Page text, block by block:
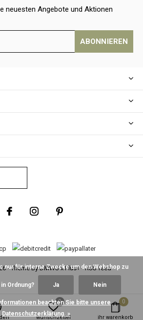
neuesten Angebote und Aktionen
ABONNIEREN
- Theme ByDMWSxPlus+-RSS feed
wunschzettel
0
ihr warenkorb
0
nur für interne Zwecke um den Webshop zu
Ordnung? Ja Nein
beachten Sie bitte unsere
Datenschutzerklärung. »